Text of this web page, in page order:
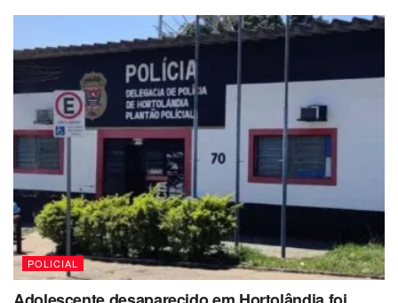
POLICIAL